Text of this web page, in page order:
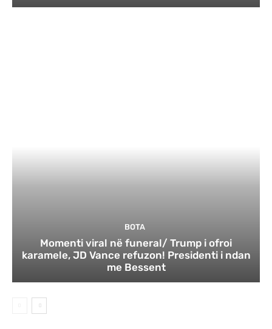
BOTA
Momenti viral në funeral/ Trump i ofroi
karamele, JD Vance refuzon! Presidenti i ndan
me Bessent